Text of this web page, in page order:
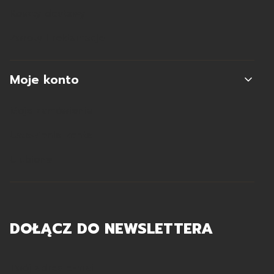
Moje konto
DOŁĄCZ DO NEWSLETTERA